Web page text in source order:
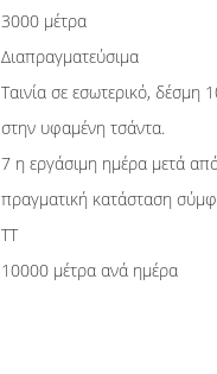
3000 μέτρα
Διαπραγματεύσιμα
Ταινία σε εσωτερικό, δέσμη
στην υφαμένη τσάντα.
7 η εργάσιμη ημέρα μετά
πραγματική κατάσταση
TT
10000 μέτρα ανά ημέρα